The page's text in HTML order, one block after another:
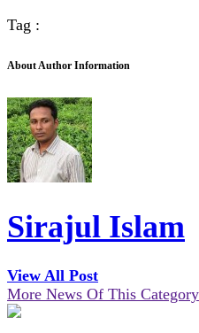
Tag :
About Author Information
Sirajul Islam
View All Post
More News Of This Category